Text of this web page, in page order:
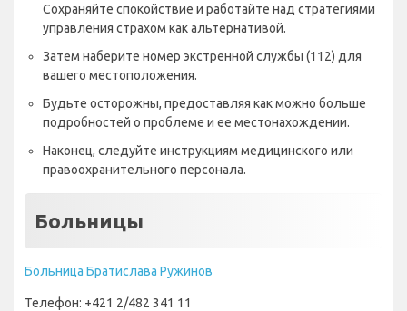
Сохраняйте спокойствие и работайте над стратегиями
управления страхом как альтернативой.
Затем наберите номер экстренной службы (112) для
вашего местоположения.
Будьте осторожны, предоставляя как можно больше
подробностей о проблеме и ее местонахождении.
Наконец, следуйте инструкциям медицинского или
правоохранительного персонала.
Больницы
Больница Братислава Ружинов
Телефон: +421 2/482 341 11